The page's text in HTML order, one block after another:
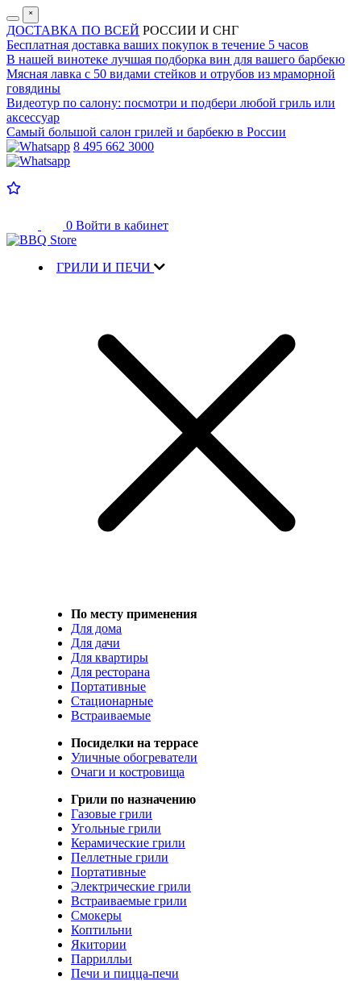
˟
ДОСТАВКА ПО ВСЕЙ РОССИИ И СНГ
Бесплатная доставка ваших покупок в течение 5 часов
В нашей винотеке лучшая подборка вин для вашего барбекю
Мясная лавка с 50 видами стейков и отрубов из мраморной
говядины
Видеотур по салону: посмотри и подбери любой гриль или
аксессуар
Самый большой салон грилей и барбекю в России
8 495 662 3000
0 Войти в кабинет
ГРИЛИ И ПЕЧИ
По месту применения
Для дома
Для дачи
Для квартиры
Для ресторана
Портативные
Стационарные
Встраиваемые
Посиделки на террасе
Уличные обогреватели
Очаги и костровища
Грили по назначению
Газовые грили
Угольные грили
Керамические грили
Пеллетные грили
Портативные
Электрические грили
Встраиваемые грили
Смокеры
Коптильни
Якитории
Паррилльи
Печи и пицца-печи